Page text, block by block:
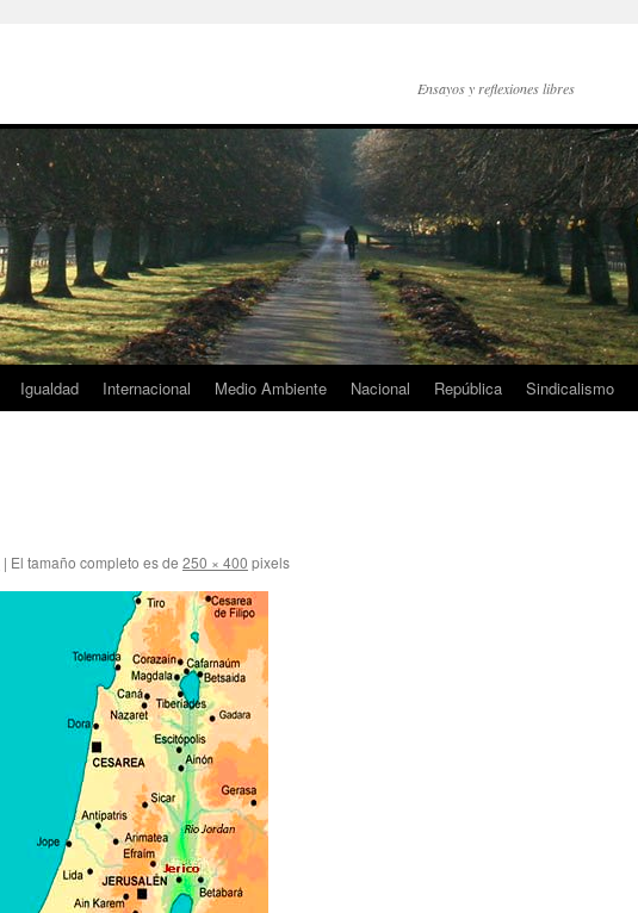
Ensayos y reflexiones libres
Igualdad Internacional Medio Ambiente Nacional República Sindicalismo
| El tamaño completo es de 250 × 400 pixels